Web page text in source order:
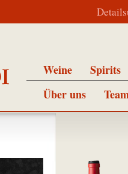
Weine
Spirits
Über uns